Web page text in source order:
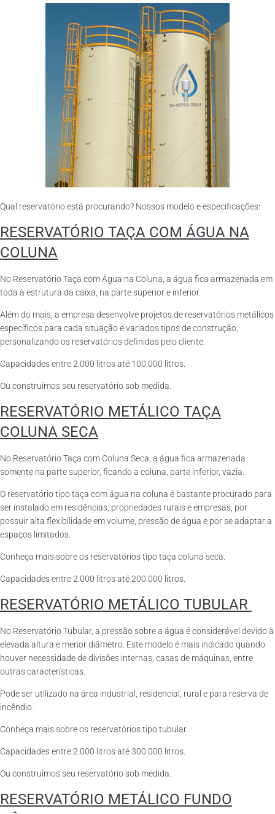
Qual reservatório está procurando? Nossos modelo e especificações:
RESERVATÓRIO TAÇA COM ÁGUA NA
COLUNA
No Reservatório Taça com Água na Coluna, a água fica armazenada em
toda a estrutura da caixa, na parte superior e inferior.
Além do mais, a empresa desenvolve projetos de reservatórios metálicos
específicos para cada situação e variados tipos de construção,
personalizando os reservatórios definidas pelo cliente.
Capacidades entre 2.000 litros até 100.000 litros.
Ou construímos seu reservatório sob medida.
RESERVATÓRIO METÁLICO TAÇA
COLUNA SECA
No Reservatório Taça com Coluna Seca, a água fica armazenada
somente na parte superior, ficando a coluna, parte inferior, vazia.
O reservatório tipo taça com água na coluna é bastante procurado para
ser instalado em residências, propriedades rurais e empresas, por
possuir alta flexibilidade em volume, pressão de água e por se adaptar a
espaços limitados.
Conheça mais sobre os reservatórios tipo taça coluna seca.
Capacidades entre 2.000 litros até 200.000 litros.
RESERVATÓRIO METÁLICO TUBULAR
No Reservatório Tubular, a pressão sobre a água é considerável devido à
elevada altura e menor diâmetro. Este modelo é mais indicado quando
houver necessidade de divisões internas, casas de máquinas, entre
outras características.
Pode ser utilizado na área industrial, residencial, rural e para reserva de
incêndio.
Conheça mais sobre os reservatórios tipo tubular.
Capacidades entre 2.000 litros até 300.000 litros.
Ou construímos seu reservatório sob medida.
RESERVATÓRIO METÁLICO FUNDO